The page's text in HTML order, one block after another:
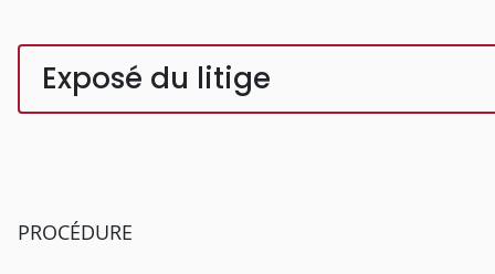
Exposé du litige
PROCÉDURE